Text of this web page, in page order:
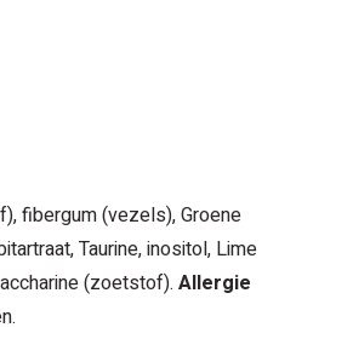
fibergum (vezels), Groene
Taurine, inositol, Lime
(zoetstof). Allergie